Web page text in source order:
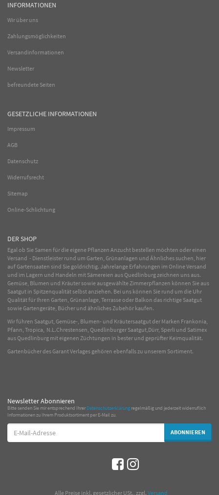
INFORMATIONEN
Wir über uns
Zahlungsmöglichkeiten
Versandinformationen
Newsletter
befreundete Seiten
GESETZLICHE INFORMATIONEN
Impressum
AGB
Datenschutz
Widerrufsrecht
Sitemap
Online-Schlichtung
DER SHOP
Egal ob Sie Samen für die eigene Pflanzen Anzucht bestellen möchten oder einen
Versand - Dienstleister rund um Garten, Grünanlagen und Ähnliches suchen, hier
auf Gartensaaten sind Sie goldrichtig. Jahrelange Erfahrungen im OnlineVersand
und im Lagern und Handeln mit Sämereien aus Quedlinburg zeichnen uns aus.
Gemüse, Blumen und Kräuter sowie ausgewählteZimmerpflanzen können Sie aus
Saatgut in Spitzenqualität selbst anziehen. Bei uns können Sie rund um die Uhr
Qualität für Ihren Garten, Grünanlage, Terrasse oder Balkon das richtige Saatgut
sowie Gartengeräte, Bücher und ähnliches Zubehör kaufen.
Wir führen Saatgut, Gemüse-, Blumen- und Kräutersaatgut der Marken Frankonia,
Pfann, Tropica, N.L.Chrestensen, Quedlinburger Saatgut,Dürr, Sperli und Satimex
aus Quedlinburg mit eigenen Züchtungen in bester und geprüfter Keimqualität.
Gartenbücher des Garant Verlages gehören ebenfalls zu unserem Sortiment.
Newsletter Abonnieren
Bitte senden Sie mir entsprechend IhrerDatenschutzerklärung regelmäßig und jederzeit widerruflich
Informationen zu Ihrem Produktsortiment per E-Mail zu.
E-
Mail-
Adresse
ABONNIEREN
Alle Preise inkl. gesetzlicher USt., zzgl. Versand